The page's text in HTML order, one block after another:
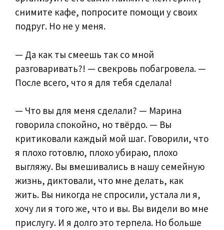
снимите кафе, попросите помощи у своих
подруг. Но не у меня.
— Да как ты смеешь так со мной
разговаривать?! — свекровь побагровела. —
После всего, что я для тебя сделала!
— Что вы для меня сделали? — Марина
говорила спокойно, но твёрдо. — Вы
критиковали каждый мой шаг. Говорили, что
я плохо готовлю, плохо убираю, плохо
выгляжу. Вы вмешивались в нашу семейную
жизнь, диктовали, что мне делать, как
жить. Вы никогда не спросили, устала ли я,
хочу ли я того же, что и вы. Вы видели во мне
прислугу. И я долго это терпела. Но больше